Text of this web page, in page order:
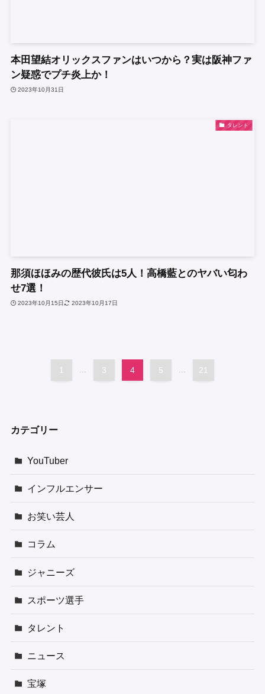
本田望結オリックスファンはいつから？実は阪神ファ
ン疑惑でプチ炎上か！
2023年10月31日
タレント
那須ほほみの歴代彼氏は5人！高橋藍とのヤバい匂わ
せ7選！
2023年10月15日 2023年10月17日
1 ... 3 4 5 ... 21
カテゴリー
YouTuber
インフルエンサー
お笑い芸人
コラム
ジャニーズ
スポーツ選手
タレント
ニュース
宝塚